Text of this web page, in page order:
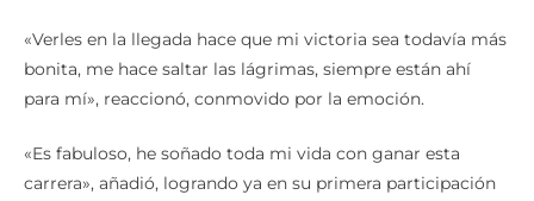
«Verles en la llegada hace que mi victoria sea todavía más
bonita, me hace saltar las lágrimas, siempre están ahí
para mí», reaccionó, conmovido por la emoción.
«Es fabuloso, he soñado toda mi vida con ganar esta
carrera», añadió, logrando ya en su primera participación